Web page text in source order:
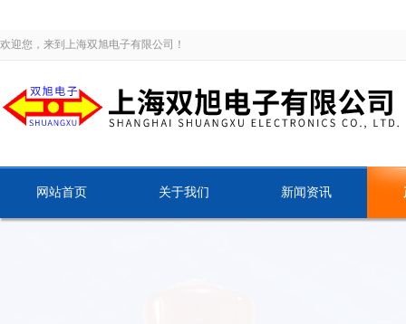
欢迎您，来到上海双旭电子有限公司！
网站首页 关于我们 新闻资讯